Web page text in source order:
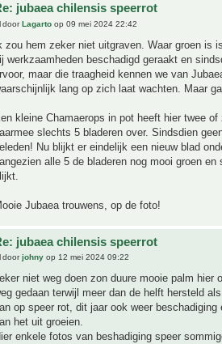
jubaea chilensis speerrot
doorLagarto op 09 mei 2024 22:42
zou hem zeker niet uitgraven. Waar groen is
werkzaamheden beschadigd geraakt en
maar die traagheid kennen we van
lang op zich laat wachten. Maar
kleine Chamaerops in pot heeft hier twee
slechts 5 bladeren over. Sindsdien
Nu blijkt er eindelijk een nieuw blad
alle 5 de bladeren nog mooi groen
Jubaea trouwens, op de foto!
jubaea chilensis speerrot
doorjohny op 12 mei 2024 09:22
niet weg doen zon duure mooie palm hier
gedaan terwijl meer dan de helft hersteld
op speer rot, dit jaar ook weer
het uit groeien.
enkele fotos van beshadiging speer